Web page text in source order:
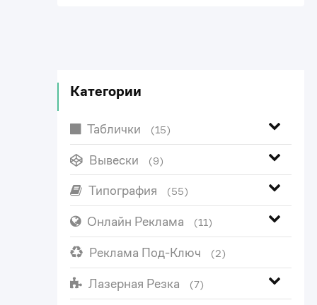
Категории
Таблички (15)
Вывески (9)
Типография (55)
Онлайн Реклама (11)
Реклама Под-Ключ (2)
Лазерная Резка (7)